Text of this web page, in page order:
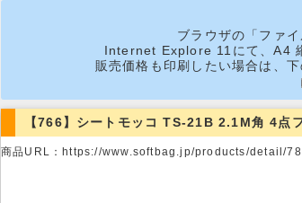
ブラウザの「ファ
Internet Explore 11にて、A4
販売価格も印刷したい場合は、
【766】シートモッコ TS-21B 2.1M角 4点
商品URL：https://www.softbag.jp/products/detail/